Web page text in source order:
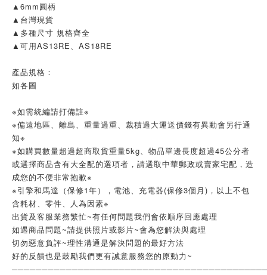
▲6mm圓柄
▲台灣現貨
▲多種尺寸 規格齊全
▲可用AS13RE、AS18RE
產品規格：
如各圖
※如需統編請打備註※
※偏遠地區、離島、重量過重、裁積過大運送價錢有異動會另行通
知※
※如購買數量超過超商取貨重量5kg、物品單邊長度超過45公分者
或選擇商品含有大全配的選項者，請選取中華郵政或賣家宅配，造
成您的不便非常抱歉※
※引擎和馬達（保修1年），電池、充電器(保修3個月)，以上不包
含耗材、零件、人為因素※
出貨及客服業務繁忙~有任何問題我們會依順序回應處理
如遇商品問題~請提供照片或影片~會為您解決與處理
切勿惡意負評~理性溝通是解決問題的最好方法
好的反饋也是鼓勵我們更有誠意服務您的原動力~